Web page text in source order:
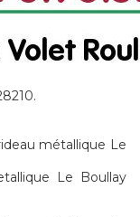
métallique Le
Le Boullay